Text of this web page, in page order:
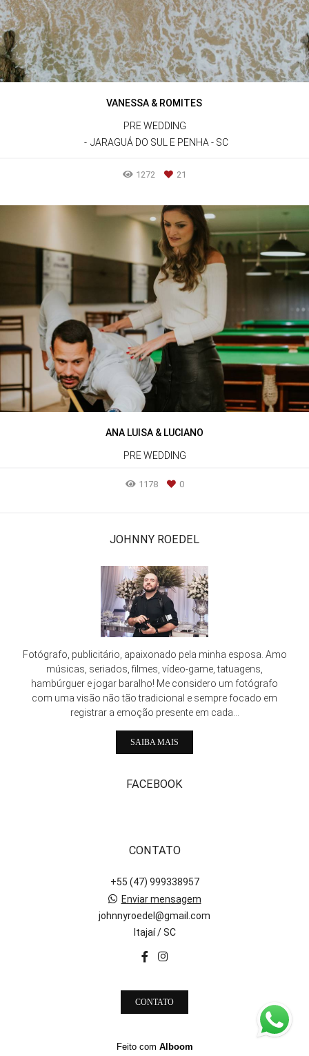
VANESSA & ROMITES
PRE WEDDING
JARAGUÁ DO SUL E PENHA - SC
1272 21
ANA LUISA & LUCIANO
PRE WEDDING
1178 0
JOHNNY ROEDEL
Fotógrafo, publicitário, apaixonado pela minha esposa. Amo
músicas, seriados, filmes, vídeo-game, tatuagens,
hambúrguer e jogar baralho! Me considero um fotógrafo
com uma visão não tão tradicional e sempre focado em
registrar a emoção presente em cada...
SAIBA MAIS
FACEBOOK
CONTATO
+55 (47) 999338957
Enviar mensagem
johnnyroedel@gmail.com
Itajaí / SC
CONTATO
Feito com Alboom